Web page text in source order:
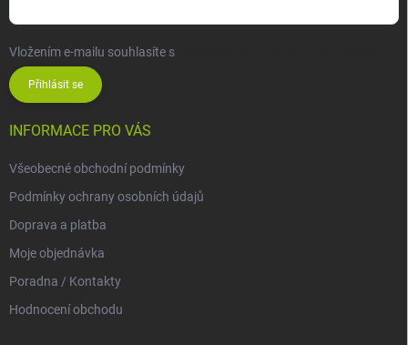
Vložením e-mailu souhlasíte s
Přihlásit se
INFORMACE PRO VÁS
Všeobecné obchodní podmínky
Podmínky ochrany osobních údajů
Doprava a platba
Moje objednávka
Poradna / Kontakty
Hodnocení obchodu